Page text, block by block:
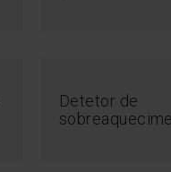
Detetor de